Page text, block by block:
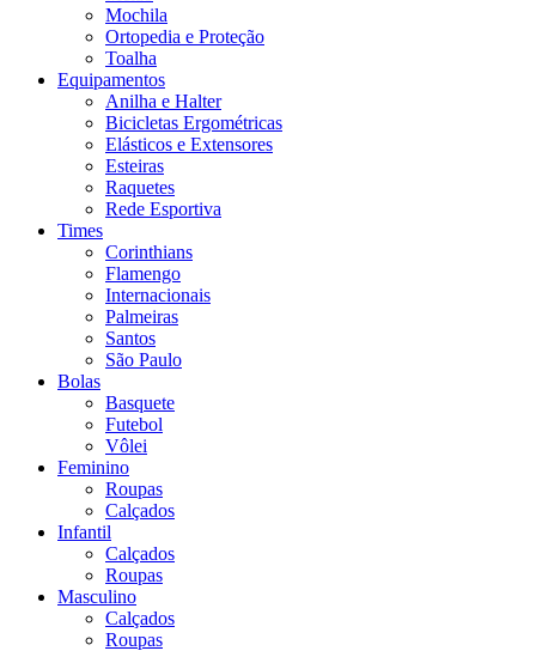
Mochila
Ortopedia e Proteção
Toalha
Equipamentos
Anilha e Halter
Bicicletas Ergométricas
Elásticos e Extensores
Esteiras
Raquetes
Rede Esportiva
Times
Corinthians
Flamengo
Internacionais
Palmeiras
Santos
São Paulo
Bolas
Basquete
Futebol
Vôlei
Feminino
Roupas
Calçados
Infantil
Calçados
Roupas
Masculino
Calçados
Roupas